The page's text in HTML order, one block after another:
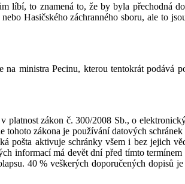
líbí, to znamená to, že by byla přechodná
Hasičského záchranného sboru, ale to
ministra Pecinu, kterou tentokrát podává
zákon č. 300/2008 Sb., o
zákona je používání datových
pošta aktivuje schránky všem i bez jejich
informací má devět dní před tímto
40 % veškerých doporučených dopisů